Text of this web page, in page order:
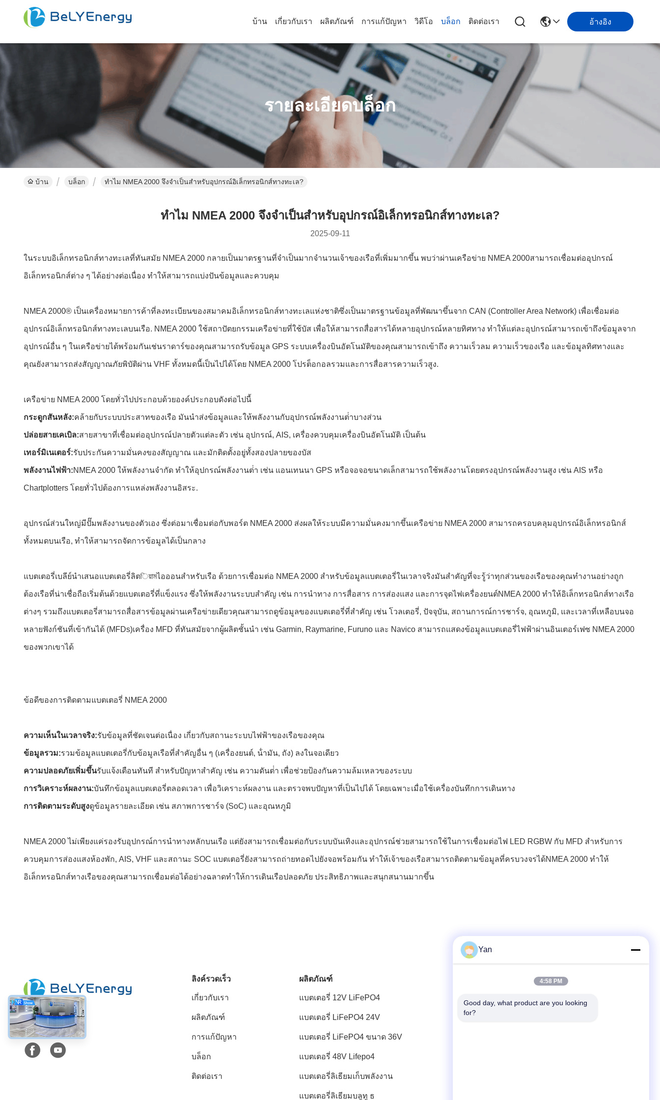
บ้าน เกี่ยวกับเรา ผลิตภัณฑ์ การแก้ปัญหา วิดีโอ บล็อก ติดต่อเรา อ้างอิง
รายละเอียดบล็อก
บ้าน บล็อก ทำไม NMEA 2000 จึงจำเป็นสำหรับอุปกรณ์อิเล็กทรอนิกส์ทางทะเล?
ทำไม NMEA 2000 จึงจำเป็นสำหรับอุปกรณ์อิเล็กทรอนิกส์ทางทะเล?
2025-09-11
ในระบบอิเล็กทรอนิกส์ทางทะเลที่ทันสมัย NMEA 2000 กลายเป็นมาตรฐานที่จําเป็นมากจํานวนเจ้าของเรือที่เพิ่มมากขึ้น พบว่าผ่านเครือข่าย NMEA 2000สามารถเชื่อมต่ออุปกรณ์
อิเล็กทรอนิกส์ต่าง ๆ ได้อย่างต่อเนื่อง ทําให้สามารถแบ่งปันข้อมูลและควบคุม
NMEA 2000® เป็นเครื่องหมายการค้าที่ลงทะเบียนของสมาคมอิเล็กทรอนิกส์ทางทะเลแห่งชาติซึ่งเป็นมาตรฐานข้อมูลที่พัฒนาขึ้นจาก CAN (Controller Area Network) เพื่อเชื่อมต่อ
อุปกรณ์อิเล็กทรอนิกส์ทางทะเลบนเรือ. NMEA 2000 ใช้สถาปัตยกรรมเครือข่ายที่ใช้บัส เพื่อให้สามารถสื่อสารได้หลายอุปกรณ์หลายทิศทาง ทําให้แต่ละอุปกรณ์สามารถเข้าถึงข้อมูลจาก
อุปกรณ์อื่น ๆ ในเครือข่ายได้พร้อมกันเช่นราดาร์ของคุณสามารถรับข้อมูล GPS ระบบเครื่องบินอัตโนมัติของคุณสามารถเข้าถึง ความเร็วลม ความเร็วของเรือ และข้อมูลทิศทางและ
คุณยังสามารถส่งสัญญาณภัยพิบัติผ่าน VHF ทั้งหมดนี้เป็นไปได้โดย NMEA 2000 โปรต็อกอลรวมและการสื่อสารความเร็วสูง.
เครือข่าย NMEA 2000 โดยทั่วไปประกอบด้วยองค์ประกอบดังต่อไปนี้
กระดูกสันหลัง:คล้ายกับระบบประสาทของเรือ มันนําส่งข้อมูลและให้พลังงานกับอุปกรณ์พลังงานต่ําบางส่วน
ปล่อยสายเคเบิล:สายสาขาที่เชื่อมต่ออุปกรณ์ปลายตัวแต่ละตัว เช่น อุปกรณ์, AIS, เครื่องควบคุมเครื่องบินอัตโนมัติ เป็นต้น
เทอร์มิเนเตอร์:รับประกันความมั่นคงของสัญญาณ และมักติดตั้งอยู่ทั้งสองปลายของบัส
พลังงานไฟฟ้า:NMEA 2000 ให้พลังงานจํากัด ทําให้อุปกรณ์พลังงานต่ํา เช่น แอนเทนนา GPS หรือจอจอขนาดเล็กสามารถใช้พลังงานโดยตรงอุปกรณ์พลังงานสูง เช่น AIS หรือ
Chartplotters โดยทั่วไปต้องการแหล่งพลังงานอิสระ.
อุปกรณ์ส่วนใหญ่มีปั๊มพลังงานของตัวเอง ซึ่งต่อมาเชื่อมต่อกับพอร์ต NMEA 2000 ส่งผลให้ระบบมีความมั่นคงมากขึ้นเครือข่าย NMEA 2000 สามารถครอบคลุมอุปกรณ์อิเล็กทรอนิกส์
ทั้งหมดบนเรือ, ทําให้สามารถจัดการข้อมูลได้เป็นกลาง
แบตเตอรี่เบลีย์นําเสนอแบตเตอรี่ลิตিয়ামไอออนสําหรับเรือ ด้วยการเชื่อมต่อ NMEA 2000 สําหรับข้อมูลแบตเตอรี่ในเวลาจริงมันสําคัญที่จะรู้ว่าทุกส่วนของเรือของคุณทํางานอย่างถูก
ต้องเรือที่น่าเชื่อถือเริ่มต้นด้วยแบตเตอรี่ที่แข็งแรง ซึ่งให้พลังงานระบบสําคัญ เช่น การนําทาง การสื่อสาร การส่องแสง และการจุดไฟเครื่องยนต์NMEA 2000 ทําให้อิเล็กทรอนิกส์ทางเรือ
ต่างๆ รวมถึงแบตเตอรี่สามารถสื่อสารข้อมูลผ่านเครือข่ายเดียวคุณสามารถดูข้อมูลของแบตเตอรี่ที่สําคัญ เช่น โวลเตอรี่, ปัจจุบัน, สถานการณ์การชาร์จ, อุณหภูมิ, และเวลาที่เหลือบนจอ
หลายฟังก์ชันที่เข้ากันได้ (MFDs)เครื่อง MFD ที่ทันสมัยจากผู้ผลิตชั้นนํา เช่น Garmin, Raymarine, Furuno และ Navico สามารถแสดงข้อมูลแบตเตอรี่ไฟฟ้าผ่านอินเตอร์เฟซ NMEA 2000
ของพวกเขาได้
ข้อดีของการติดตามแบตเตอรี่ NMEA 2000
ความเห็นในเวลาจริง:รับข้อมูลที่ชัดเจนต่อเนื่อง เกี่ยวกับสถานะระบบไฟฟ้าของเรือของคุณ
ข้อมูลรวม:รวมข้อมูลแบตเตอรี่กับข้อมูลเรือที่สําคัญอื่น ๆ (เครื่องยนต์, น้ํามัน, ถัง) ลงในจอเดียว
ความปลอดภัยเพิ่มขึ้นรับแจ้งเตือนทันที สําหรับปัญหาสําคัญ เช่น ความดันต่ํา เพื่อช่วยป้องกันความล้มเหลวของระบบ
การวิเคราะห์ผลงาน:บันทึกข้อมูลแบตเตอรี่ตลอดเวลา เพื่อวิเคราะห์ผลงาน และตรวจพบปัญหาที่เป็นไปได้ โดยเฉพาะเมื่อใช้เครื่องบันทึกการเดินทาง
การติดตามระดับสูงดูข้อมูลรายละเอียด เช่น สภาพการชาร์จ (SoC) และอุณหภูมิ
NMEA 2000 ไม่เพียงแค่รองรับอุปกรณ์การนําทางหลักบนเรือ แต่ยังสามารถเชื่อมต่อกับระบบบันเทิงและอุปกรณ์ช่วยสามารถใช้ในการเชื่อมต่อไฟ LED RGBW กับ MFD สําหรับการ
ควบคุมการส่องแสงห้องพัก, AIS, VHF และสถานะ SOC แบตเตอรี่ยังสามารถถ่ายทอดไปยังจอพร้อมกัน ทําให้เจ้าของเรือสามารถติดตามข้อมูลที่ครบวงจรได้NMEA 2000 ทําให้
อิเล็กทรอนิกส์ทางเรือของคุณสามารถเชื่อมต่อได้อย่างฉลาดทําให้การเดินเรือปลอดภัย ประสิทธิภาพและสนุกสนานมากขึ้น
สื่อสังคม
ลิงค์รวดเร็ว
เกี่ยวกับเรา
ผลิตภัณฑ์
การแก้ปัญหา
บล็อก
ติดต่อเรา
ผลิตภัณฑ์
แบตเตอรี่ 12V LiFePO4
แบตเตอรี่ LiFePO4 24V
แบตเตอรี่ LiFePO4 ขนาด 36V
แบตเตอรี่ 48V Lifepo4
แบตเตอรี่ลิเธียมเก็บพลังงาน
แบตเตอรี่ลิเธียมบลูทู ธ
Yan
4:58 PM
Good day, what product are you looking
for?